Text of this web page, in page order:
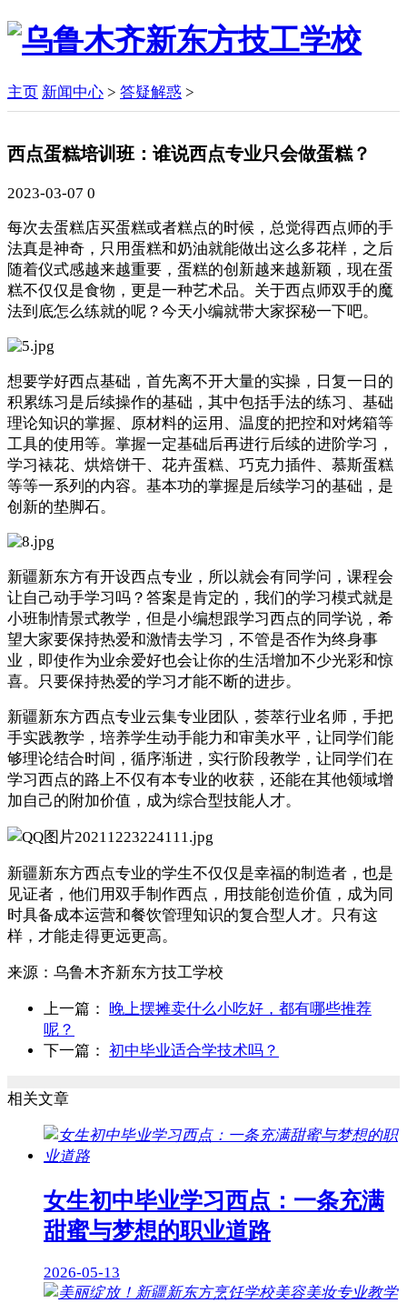
主页 新闻中心 > 答疑解惑 >
西点蛋糕培训班：谁说西点专业只会做蛋糕？
2023-03-07 0
每次去蛋糕店买蛋糕或者糕点的时候，总觉得西点师的手
法真是神奇，只用蛋糕和奶油就能做出这么多花样，之后
随着仪式感越来越重要，蛋糕的创新越来越新颖，现在蛋
糕不仅仅是食物，更是一种艺术品。关于西点师双手的魔
法到底怎么练就的呢？今天小编就带大家探秘一下吧。
想要学好西点基础，首先离不开大量的实操，日复一日的
积累练习是后续操作的基础，其中包括手法的练习、基础
理论知识的掌握、原材料的运用、温度的把控和对烤箱等
工具的使用等。掌握一定基础后再进行后续的进阶学习，
学习裱花、烘焙饼干、花卉蛋糕、巧克力插件、慕斯蛋糕
等等一系列的内容。基本功的掌握是后续学习的基础，是
创新的垫脚石。
新疆新东方有开设西点专业，所以就会有同学问，课程会
让自己动手学习吗？答案是肯定的，我们的学习模式就是
小班制情景式教学，但是小编想跟学习西点的同学说，希
望大家要保持热爱和激情去学习，不管是否作为终身事
业，即使作为业余爱好也会让你的生活增加不少光彩和惊
喜。只要保持热爱的学习才能不断的进步。
新疆新东方西点专业云集专业团队，荟萃行业名师，手把
手实践教学，培养学生动手能力和审美水平，让同学们能
够理论结合时间，循序渐进，实行阶段教学，让同学们在
学习西点的路上不仅有本专业的收获，还能在其他领域增
加自己的附加价值，成为综合型技能人才。
新疆新东方西点专业的学生不仅仅是幸福的制造者，也是
见证者，他们用双手制作西点，用技能创造价值，成为同
时具备成本运营和餐饮管理知识的复合型人才。只有这
样，才能走得更远更高。
来源： 乌鲁木齐新东方技工学校
上一篇： 晚上摆摊卖什么小吃好，都有哪些推荐
呢？
下一篇： 初中毕业适合学技术吗？
相关文章
女生初中毕业学习西点：一条充满
甜蜜与梦想的职业道路
2026-05-13